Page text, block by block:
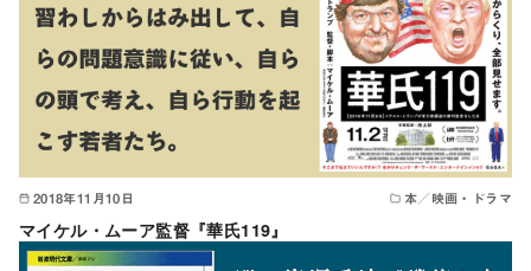
2018年11月10日 本／映画・ドラマ
マイケル・ムーア監督『華氏119』